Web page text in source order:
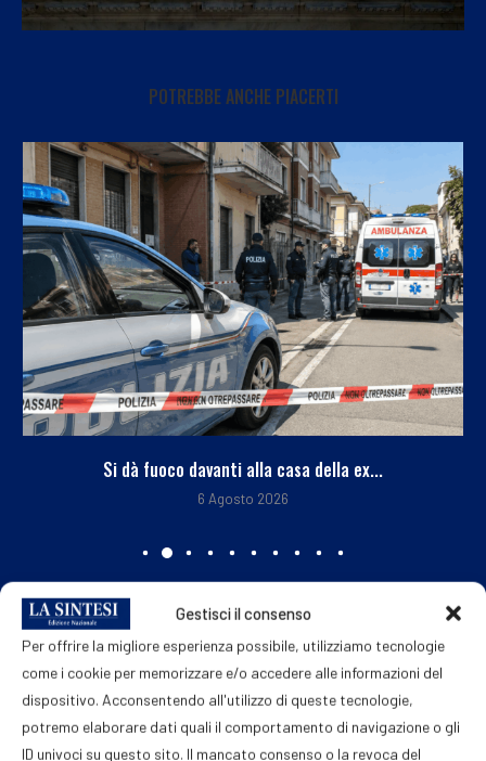
Gestisci il consenso
Per offrire la migliore esperienza possibile, utilizziamo tecnologie
come i cookie per memorizzare e/o accedere alle informazioni del
dispositivo. Acconsentendo all'utilizzo di queste tecnologie,
potremo elaborare dati quali il comportamento di navigazione o gli
ID univoci su questo sito. Il mancato consenso o la revoca del
POTREBBE ANCHE PIACERTI
Si dà fuoco davanti alla casa della ex...
6 Agosto 2026